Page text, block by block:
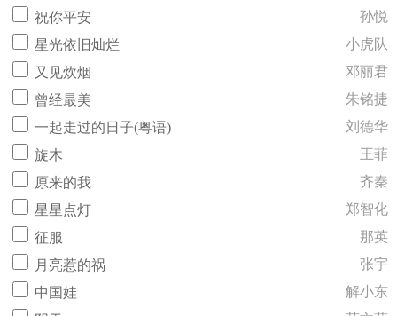
祝你平安
孙悦
星光依旧灿烂
小虎队
又见炊烟
邓丽君
曾经最美
朱铭捷
一起走过的日子(粤语)
刘德华
旋木
王菲
原来的我
齐秦
星星点灯
郑智化
征服
那英
月亮惹的祸
张宇
中国娃
解小东